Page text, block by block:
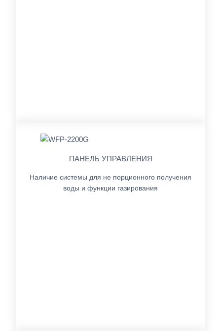
ПАНЕЛЬ УПРАВЛЕНИЯ
Наличие системы для не порционного получения
воды и функции газирования